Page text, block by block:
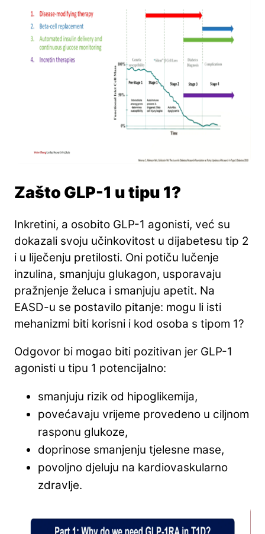
Zašto GLP-1 u tipu 1?
Inkretini, a osobito GLP-1 agonisti, već su
dokazali svoju učinkovitost u dijabetesu tip 2
i u liječenju pretilosti. Oni potiču lučenje
inzulina, smanjuju glukagon, usporavaju
pražnjenje želuca i smanjuju apetit. Na
EASD-u se postavilo pitanje: mogu li isti
mehanizmi biti korisni i kod osoba s tipom 1?
Odgovor bi mogao biti pozitivan jer GLP-1
agonisti u tipu 1 potencijalno:
smanjuju rizik od hipoglikemija,
povećavaju vrijeme provedeno u ciljnom
rasponu glukoze,
doprinose smanjenju tjelesne mase,
povoljno djeluju na kardiovaskularno
zdravlje.